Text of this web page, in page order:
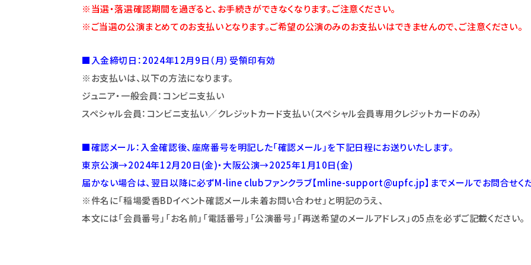
※当選・落選確認期間を過ぎると、お手続きができなくなります。ご注意ください。
※ご当選の公演まとめてのお支払いとなります。ご希望の公演のみのお支払いはできませんので、ご注意ください。
■入金締切日：2024年12月9日（月）受領印有効
※お支払いは、以下の方法になります。
ジュニア・一般会員：コンビニ支払い
スペシャル会員：コンビニ支払い／クレジットカード支払い（スペシャル会員専用クレジットカードのみ）
■確認メール：入金確認後、座席番号を明記した「確認メール」を下記日程にお送りいたします。
東京公演→2024年12月20日(金)・大阪公演→2025年1月10日(金)
届かない場合は、翌日以降に必ずM-line clubファンクラブ【mline-support@upfc.jp】までメールでお問合せく
※件名に「稲場愛香BDイベント確認メール未着お問い合わせ」と明記のうえ、
本文には「会員番号」「お名前」「電話番号」「公演番号」「再送希望のメールアドレス」の5点を必ずご記載ください。